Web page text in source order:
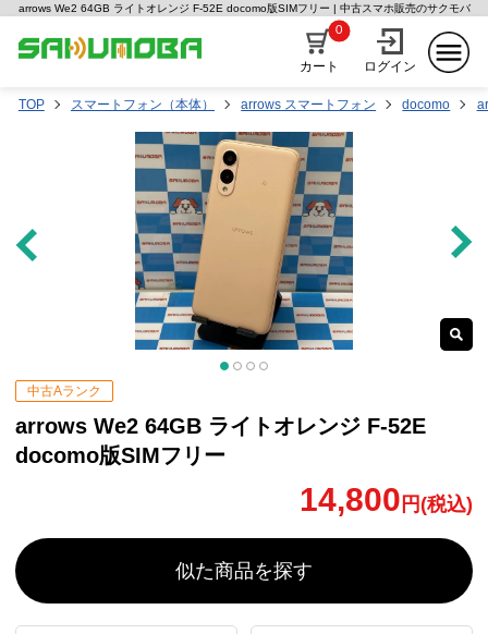
arrows We2 64GB ライトオレンジ F-52E docomo版SIMフリー | 中古スマホ販売のサクモバ
カート
0
ログイン
TOP スマートフォン（本体） arrows スマートフォン docomo
中古Aランク
arrows We2 64GB ライトオレンジ F-52E
docomo版SIMフリー
14,800 円(税込)
似た商品を探す